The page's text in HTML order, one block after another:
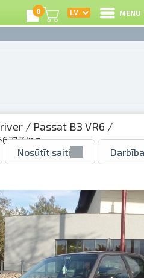
0 MENU
/ Passat B3 VR6 /
Nosūtīt saiti